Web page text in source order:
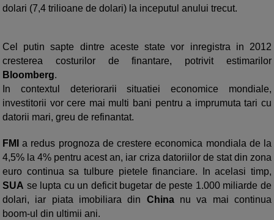
dolari (7,4 trilioane de dolari) la inceputul anului trecut.
Cel putin sapte dintre aceste state vor inregistra in 2012
cresterea costurilor de finantare, potrivit estimarilor
Bloomberg.
In contextul deteriorarii situatiei economice mondiale,
investitorii vor cere mai multi bani pentru a imprumuta tari cu
datorii mari, greu de refinantat.
FMIa redus prognoza de crestere economica mondiala de la
4,5% la 4% pentru acest an, iar criza datoriilor de stat din zona
euro continua sa tulbure pietele financiare. In acelasi timp,
SUA se lupta cu un deficit bugetar de peste 1.000 miliarde de
dolari, iar piata imobiliara din Chinanu va mai continua
boom-ul din ultimii ani.